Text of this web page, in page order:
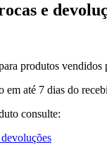
e
produtos vendidos
em até 7 dias do
consulte: